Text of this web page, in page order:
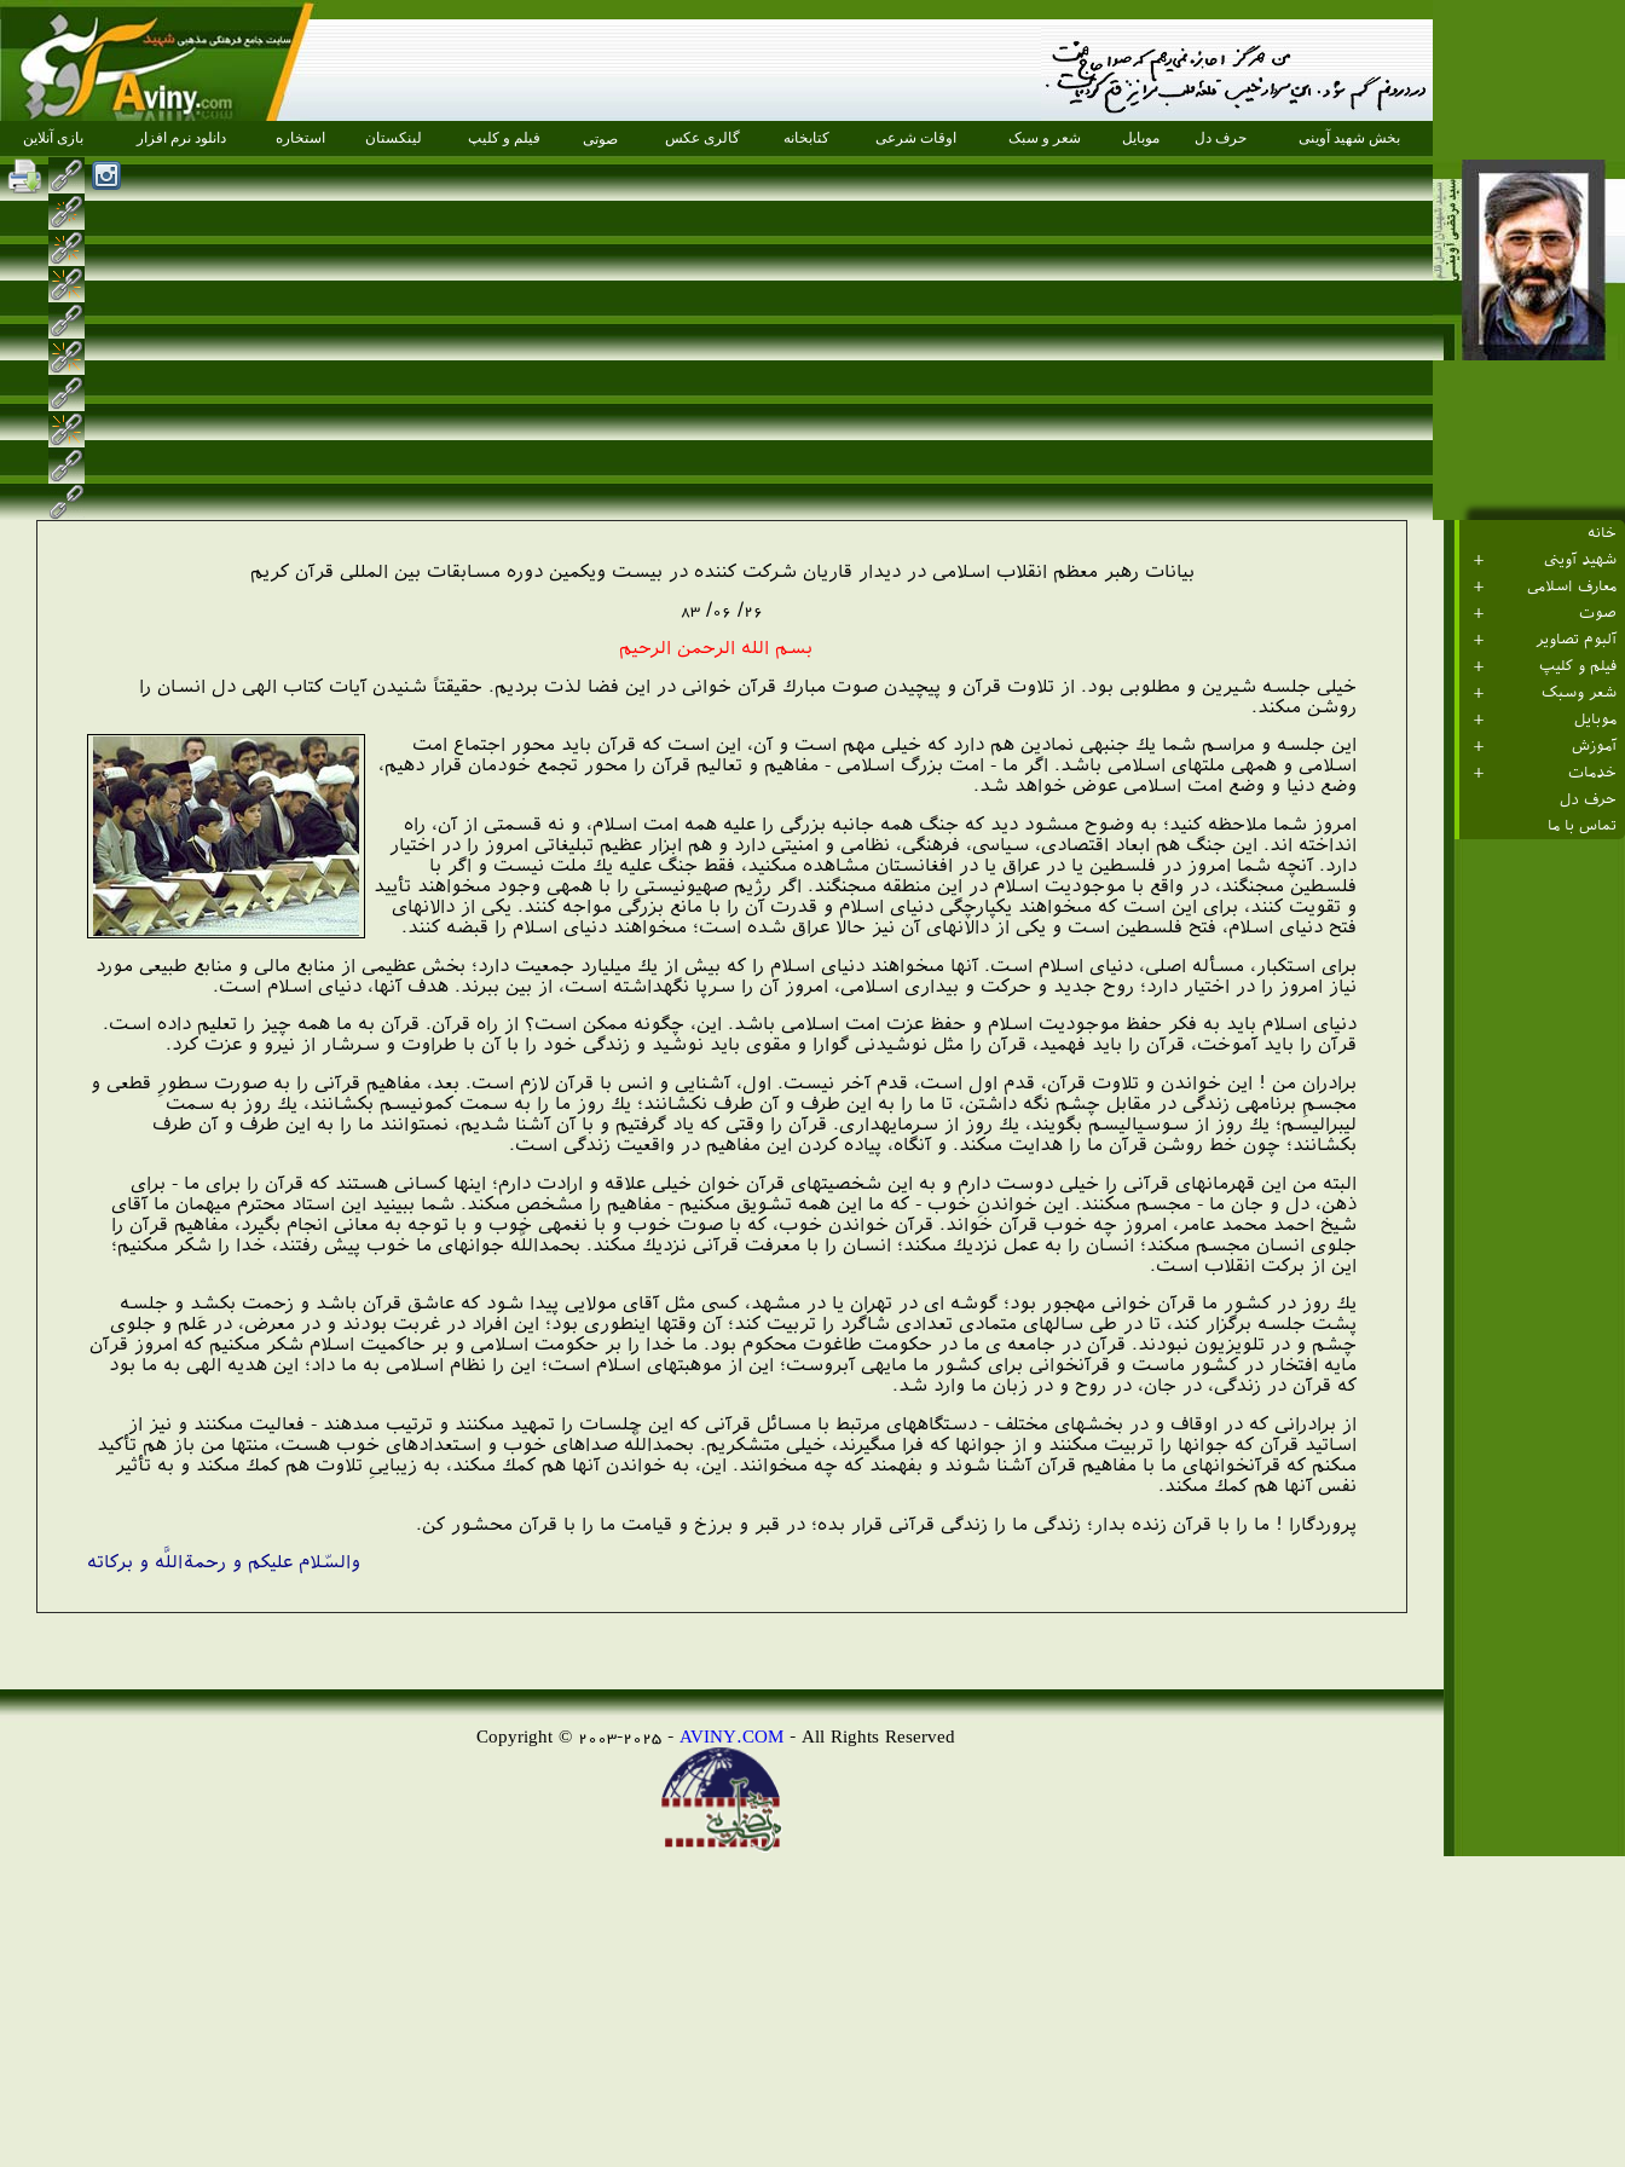
بخش شهید آوینی حرف دل موبایل شعر و سبک اوقات شرعی کتابخانه گالری عکس صوتی فیلم و کلیپ لینکستان استخاره دانلود نرم افزار بازی آنلاین
خانه
شهید آوینی
معارف اسلامی
صوت
آلبوم تصاویر
فیلم و کلیپ
شعر وسبک
موبایل
آموزش
خدمات
حرف دل
تماس با ما
بيانات رهبر معظم انقلاب اسلامى در ديدار قاريان شركت كننده در بيست ‏ويكمين دوره مسابقات بين ‏المللى قرآن كريم
26/ 06/ 83
بسم الله الرحمن الرحيم
خيلى جلسه‏ شيرين و مطلوبى بود. از تلاوت قرآن و پيچيدن صوت مبارك قرآن ‏خوانى در اين فضا لذت برديم. حقيقتاً شنيدن آيات كتاب الهى دل انسان را
روشن مى‏كند.
اين جلسه و مراسم شما يك جنبه‏ى نمادين هم دارد كه خيلى مهم است و آن، اين است كه قرآن بايد محور اجتماع امت
اسلامى و همه‏ى ملتهاى اسلامى باشد. اگر ما - امت بزرگ اسلامى - مفاهيم و تعاليم قرآن را محور تجمع خودمان قرار دهيم،
وضع دنيا و وضع امت اسلامى عوض خواهد شد.
امروز شما ملاحظه كنيد؛ به ‏وضوح مى‏شود ديد كه جنگ همه‏ جانبه بزرگى را عليه همه‏ امت اسلام، و نه قسمتى از آن، راه
انداخته‏ اند. اين جنگ هم ابعاد اقتصادى، سياسى، فرهنگى، نظامى و امنيتى دارد و هم ابزار عظيم تبليغاتى امروز را در اختيار
دارد. آنچه شما امروز در فلسطين يا در عراق يا در افغانستان مشاهده مى‏كنيد، فقط جنگ عليه يك ملت نيست و اگر با
فلسطين مى‏جنگند، در واقع با موجوديت اسلام در اين منطقه مى‏جنگند. اگر رژيم صهيونيستى را با همه‏ى وجود مى‏خواهند تأييد
و تقويت كنند، براى اين است كه مى‏خواهند يكپارچگى دنياى اسلام و قدرت آن را با مانع بزرگى مواجه كنند. يكى از دالانهاى
فتح دنياى اسلام، فتح فلسطين است و يكى از دالانهاى آن نيز حالا عراق شده است؛ مى‏خواهند دنياى اسلام را قبضه كنند.
براى استكبار، مسأله‏ اصلى، دنياى اسلام است. آنها مى‏خواهند دنياى اسلام را كه بيش از يك ميليارد جمعيت دارد؛ بخش عظيمى از منابع مالى و منابع طبيعى مورد
نياز امروز را در اختيار دارد؛ روح جديد و حركت و بيدارى اسلامى، امروز آن را سرپا نگه‏داشته است، از بين ببرند. هدف آنها، دنياى اسلام است.
دنياى اسلام بايد به فكر حفظ موجوديت اسلام و حفظ عزت امت اسلامى باشد. اين، چگونه ممكن است؟ از راه قرآن. قرآن به ما همه چيز را تعليم داده است.
قرآن را بايد آموخت، قرآن را بايد فهميد، قرآن را مثل نوشيدنى گوارا و مقوى بايد نوشيد و زندگى خود را با آن با طراوت و سرشار از نيرو و عزت كرد.
برادران من ! اين خواندن و تلاوت قرآن، قدم اول است، قدم آخر نيست. اول، آشنايى و انس با قرآن لازم است. بعد، مفاهيم قرآنى را به صورت سطورِ قطعى و
مجسمِ برنامه‏ى زندگى در مقابل چشم نگه داشتن، تا ما را به اين طرف و آن طرف نكشانند؛ يك روز ما را به سمت كمونيسم بكشانند، يك روز به سمت
ليبراليسم؛ يك روز از سوسياليسم بگويند، يك روز از سرمايه‏دارى. قرآن را وقتى كه ياد گرفتيم و با آن آشنا شديم، نمى‏توانند ما را به اين طرف و آن طرف
بكشانند؛ چون خط روشن قرآن ما را هدايت مى‏كند. و آن‏گاه، پياده كردن اين مفاهيم در واقعيت زندگى است.
البته من اين قهرمانهاى قرآنى را خيلى دوست دارم و به اين شخصيتهاى قرآن‏ خوان خيلى علاقه و ارادت دارم؛ اينها كسانى هستند كه قرآن را براى ما - براى
ذهن، دل و جان ما - مجسم مى‏كنند. اين خواندنِ خوب - كه ما اين همه تشويق مى‏كنيم - مفاهيم را مشخص مى‏كند. شما ببينيد اين استاد محترم ميهمان ما آقاى
شيخ احمد محمد عامر، امروز چه خوب قرآن خواند. قرآن خواندن خوب، كه با صوت خوب و با نغمه‏ى خوب و با توجه به معانى انجام بگيرد، مفاهيم قرآن را
جلوى انسان مجسم مى‏كند؛ انسان را به عمل نزديك مى‏كند؛ انسان را با معرفت قرآنى نزديك مى‏كند. بحمداللَّه جوانهاى ما خوب پيش رفتند، خدا را شكر مى‏كنيم؛
اين از بركت انقلاب است.
يك روز در كشور ما قرآن‏ خوانى مهجور بود؛ گوشه‏ ای در تهران يا در مشهد، كسى مثل آقاى مولايى پيدا شود كه عاشق قرآن باشد و زحمت بكشد و جلسه
پشت جلسه برگزار كند، تا در طى سالهاى متمادى تعدادى شاگرد را تربيت كند؛ آن وقتها اين‏طورى بود؛ اين افراد در غربت بودند و در معرض، در عَلم و جلوى
چشم و در تلويزيون نبودند. قرآن در جامعه‏ ى ما در حكومت طاغوت محكوم بود. ما خدا را بر حكومت اسلامى و بر حاكميت اسلام شكر مى‏كنيم كه امروز قرآن
مايه‏ افتخار در كشور ماست و قرآن‏خوانى براى كشور ما مايه‏ى آبروست؛ اين از موهبتهاى اسلام است؛ اين را نظام اسلامى به ما داد؛ اين هديه الهى به ما بود
كه قرآن در زندگى، در جان، در روح و در زبان ما وارد شد.
از برادرانى كه در اوقاف و در بخشهاى مختلف - دستگاههاى مرتبط با مسائل قرآنى كه اين جلسات را تمهيد مى‏كنند و ترتيب مى‏دهند - فعاليت مى‏كنند و نيز از
اساتيد قرآن كه جوانها را تربيت مى‏كنند و از جوانها كه فرا مى‏گيرند، خيلى متشكريم. بحمداللَّه صداهاى خوب و استعدادهاى خوب هست، منتها من باز هم تأكيد
مى‏كنم كه قرآن‏خوانهاى ما با مفاهيم قرآن آشنا شوند و بفهمند كه چه مى‏خوانند. اين، به خواندن آنها هم كمك مى‏كند، به زيبايىِ تلاوت هم كمك مى‏كند و به تأثير
نفس آنها هم كمك مى‏كند.
پروردگارا ! ما را با قرآن زنده بدار؛ زندگى ما را زندگى قرآنى قرار بده؛ در قبر و برزخ و قيامت ما را با قرآن محشور كن.
والسّلام عليكم و رحمةاللَّه و بركاته‏
AVINY.COM - All Rights Reserved